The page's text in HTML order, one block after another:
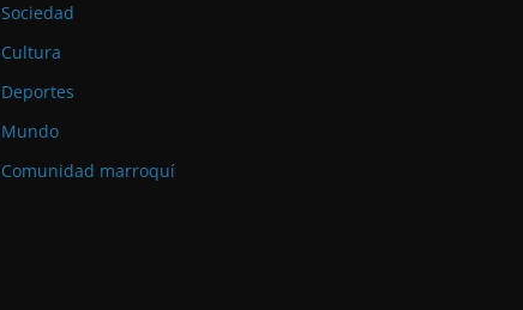
Sociedad
Cultura
Deportes
Mundo
Comunidad marroquí